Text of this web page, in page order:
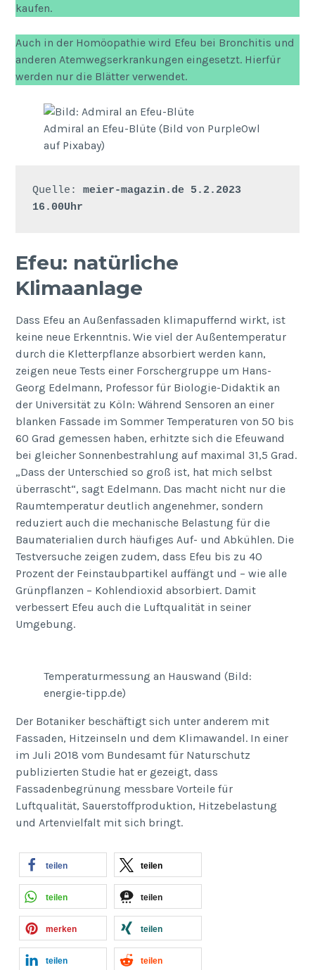
kaufen.
Auch in der Homöopathie wird Efeu bei Bronchitis und
anderen Atemwegserkrankungen eingesetzt. Hierfür
werden nur die Blätter verwendet.
Admiral an Efeu-Blüte (Bild von PurpleOwl
auf Pixabay)
Quelle: meier-magazin.de 5.2.2023
16.00Uhr
Efeu: natürliche
Klimaanlage
Dass Efeu an Außenfassaden klimapuffernd wirkt, ist
keine neue Erkenntnis. Wie viel der Außentemperatur
durch die Kletterpflanze absorbiert werden kann,
zeigen neue Tests einer Forschergruppe um Hans-
Georg Edelmann, Professor für Biologie-Didaktik an
der Universität zu Köln: Während Sensoren an einer
blanken Fassade im Sommer Temperaturen von 50 bis
60 Grad gemessen haben, erhitzte sich die Efeuwand
bei gleicher Sonnenbestrahlung auf maximal 31,5 Grad.
„Dass der Unterschied so groß ist, hat mich selbst
überrascht“, sagt Edelmann. Das macht nicht nur die
Raumtemperatur deutlich angenehmer, sondern
reduziert auch die mechanische Belastung für die
Baumaterialien durch häufiges Auf- und Abkühlen. Die
Testversuche zeigen zudem, dass Efeu bis zu 40
Prozent der Feinstaubpartikel auffängt und – wie alle
Grünpflanzen – Kohlendioxid absorbiert. Damit
verbessert Efeu auch die Luftqualität in seiner
Umgebung.
Temperaturmessung an Hauswand (Bild:
energie-tipp.de)
Der Botaniker beschäftigt sich unter anderem mit
Fassaden, Hitzeinseln und dem Klimawandel. In einer
im Juli 2018 vom Bundesamt für Naturschutz
publizierten Studie hat er gezeigt, dass
Fassadenbegrünung messbare Vorteile für
Luftqualität, Sauerstoffproduktion, Hitzebelastung
und Artenvielfalt mit sich bringt.
teilen teilen
teilen teilen
merken teilen
teilen teilen